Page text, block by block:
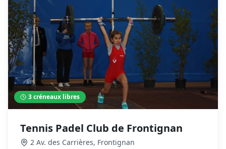
3créneaux libres
Tennis Padel Club de Frontignan
2 Av. des Carrières, Frontignan